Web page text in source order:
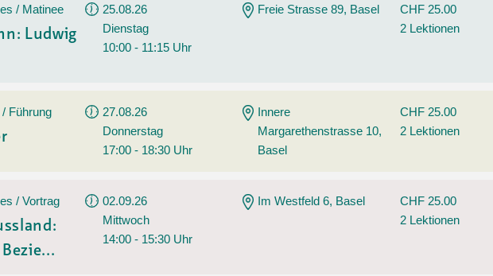
/ Matinee
Ludwig
25.08.26
Dienstag
10:00 - 11:15 Uhr
Freie Strasse 89, Basel
CHF 25.00
2 Lektionen
Führung
27.08.26
Donnerstag
17:00 - 18:30 Uhr
Innere
Margarethenstrasse 10,
Basel
CHF 25.00
2 Lektionen
/ Vortrag
02.09.26
Mittwoch
14:00 - 15:30 Uhr
Im Westfeld 6, Basel
CHF 25.00
2 Lektionen